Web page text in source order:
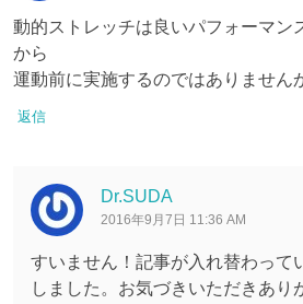
動的ストレッチは良いパフォーマン
から
運動前に実施するのではありません
返信
Dr.SUDA
2016年9月7日 11:36 AM
すいません！記事が入れ替わって
しました。お気づきいただきあり